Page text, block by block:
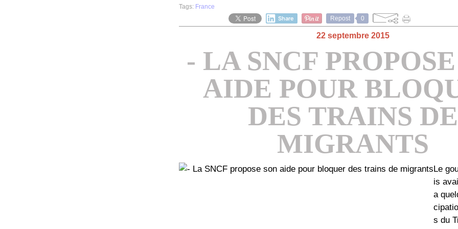
Tags: France
Share
Repost 0
22 septembre 2015
- LA SNCF
AIDE POUR
DES TRAINS DE
MIGRANTS
Le
is
a
s du